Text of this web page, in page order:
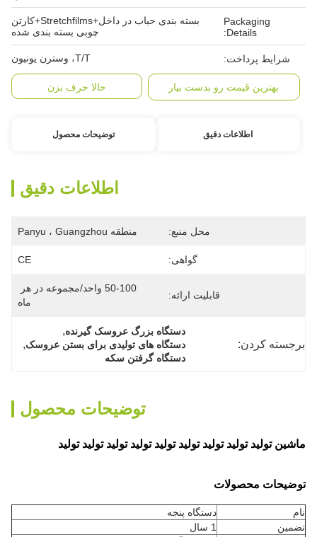
Packaging
Details:
بسته بندی حباب در داخل+Stretchfilms+کارتن
چوبی بسته بندی شده
شرایط پرداخت: T/T، وسترن یونیون
بهترین قیمت رو بدست بیار حالا حرف بزن
اطلاعات دقیق توضیحات محصول
اطلاعات دقیق
محل منبع: منطقه Panyu ، Guangzhou
گواهی: CE
قابلیت ارائه:
ماه
برجسته کردن:
دستگاه بزرگ عروسک گیرنده,
دستگاه های تولیدی برای بستن عروسک,
دستگاه گرفتن سکه
توضیحات محصول
ماشين توليد توليد توليد توليد توليد توليد توليد توليد توليد
توضیحات محصولات
نام
دستگاه پنجه
تضمین
1 سال